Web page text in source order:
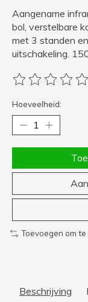
Aangename
bol, verstelbare
met 3 standen
uitschakeling.
De beoordeling
Hoeveelheid:
Toevoegen om
Beschrijving